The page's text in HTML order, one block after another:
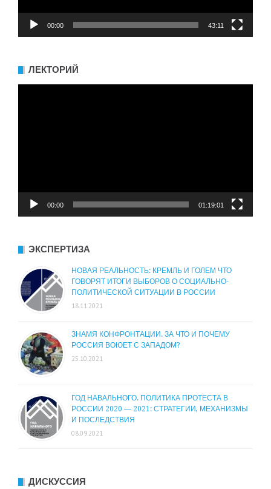
00:00 43:11
ЛЕКТОРИЙ
00:00 01:19:01
ЭКСПЕРТИЗА
НОВАЯ РЕАЛЬНОСТЬ: КРЕМЛЬ И ГОЛЕМ ЧТО
ГОВОРЯТ ИТОГИ ВЫБОРОВ О СОЦИАЛЬНО-
ПОЛИТИЧЕСКОЙ СИТУАЦИИ В РОССИИ
18.11.2021
ЗНАМЯ КОНФРОНТАЦИИ. ЗА ЧТО И ПОЧЕМУ
РОССИЯ ВОЮЕТ С ЗАПАДОМ?
25.10.2021
ГОД НАВАЛЬНОГО. ПОЛИТИКА ПРОТЕСТА В
РОССИИ 2020 — 2021: СТРАТЕГИИ, МЕХАНИЗМЫ
И ПОСЛЕДСТВИЯ
08.09.2021
ДИСКУССИЯ